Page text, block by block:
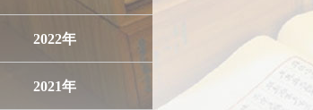
2022年
2021年